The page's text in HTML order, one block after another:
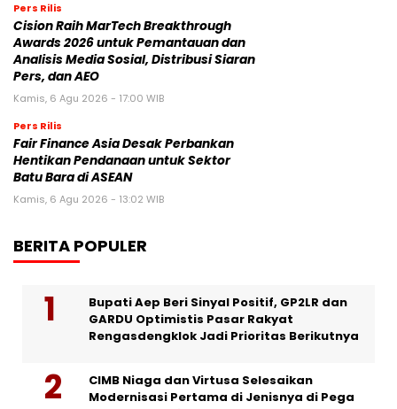
Pers Rilis
Cision Raih MarTech Breakthrough
Awards 2026 untuk Pemantauan dan
Analisis Media Sosial, Distribusi Siaran
Pers, dan AEO
Kamis, 6 Agu 2026 - 17:00 WIB
Pers Rilis
Fair Finance Asia Desak Perbankan
Hentikan Pendanaan untuk Sektor
Batu Bara di ASEAN
Kamis, 6 Agu 2026 - 13:02 WIB
BERITA POPULER
Bupati Aep Beri Sinyal Positif, GP2LR dan
GARDU Optimistis Pasar Rakyat
Rengasdengklok Jadi Prioritas Berikutnya
CIMB Niaga dan Virtusa Selesaikan
Modernisasi Pertama di Jenisnya di Pega